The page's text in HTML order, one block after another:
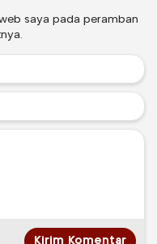
saya pada peramban